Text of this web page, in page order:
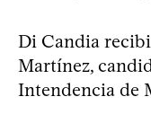
Di Candia
Martínez,
Intendencia de